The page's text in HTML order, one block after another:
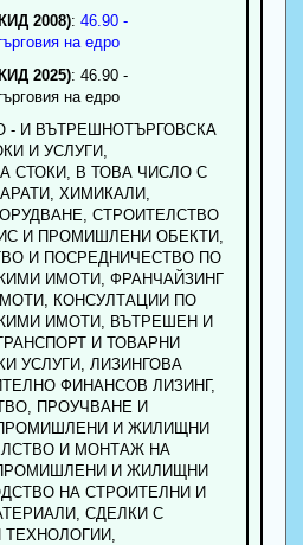
2008): 46.90 -
на едро
2025): 46.90 -
на едро
- И ВЪТРЕШНОТЪРГОВСКА
И УСЛУГИ,
СТОКИ, В ТОВА ЧИСЛО С
ХИМИКАЛИ,
СТРОИТЕЛСТВО
И ПРОМИШЛЕНИ ОБЕКТИ,
И ПОСРЕДНИЧЕСТВО ПО
ИМОТИ, ФРАНЧАЙЗИНГ
КОНСУЛТАЦИИ ПО
ИМОТИ, ВЪТРЕШЕН И
И ТОВАРНИ
УСЛУГИ, ЛИЗИНГОВА
ФИНАНСОВ ЛИЗИНГ,
ПРОУЧВАНЕ И
И ЖИЛИЩНИ
И МОНТАЖ НА
И ЖИЛИЩНИ
НА СТРОИТЕЛНИ И
СДЕЛКИ С